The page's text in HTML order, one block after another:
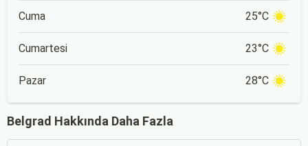
Cuma 25°C
Cumartesi 23°C
Pazar 28°C
Belgrad Hakkında Daha Fazla